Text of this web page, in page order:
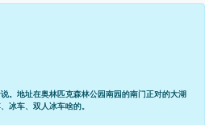
。地址在奥林匹克森林公园南园的南门正对的大湖
冰车、双人冰车啥的。